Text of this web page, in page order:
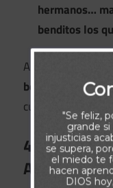
hermanos…
benditos los
Aunque obtenido
bendición
cumplir Su plan.
4. Esaú
"Se feliz,
grande
injusticias
se supera,
el miedo te
hacen
DIOS